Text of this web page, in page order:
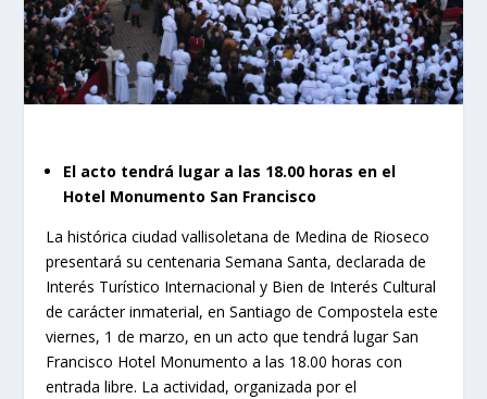
El acto tendrá lugar a las 18.00 horas en el
Hotel Monumento San Francisco
La histórica ciudad vallisoletana de Medina de Rioseco
presentará su centenaria Semana Santa, declarada de
Interés Turístico Internacional y Bien de Interés Cultural
de carácter inmaterial, en Santiago de Compostela este
viernes, 1 de marzo, en un acto que tendrá lugar San
Francisco Hotel Monumento a las 18.00 horas con
entrada libre. La actividad, organizada por el